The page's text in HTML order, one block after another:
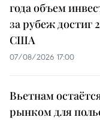
года объем
за рубеж достиг
США
07/08/2026 17:00
Вьетнам
рынком для